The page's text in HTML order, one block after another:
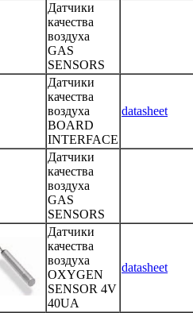
Датчики
качества
воздуха
GAS
SENSORS
Датчики
качества
воздуха
BOARD
INTERFACE
datasheet
Датчики
качества
воздуха
GAS
SENSORS
Датчики
качества
воздуха
OXYGEN
SENSOR 4V
40UA
datasheet